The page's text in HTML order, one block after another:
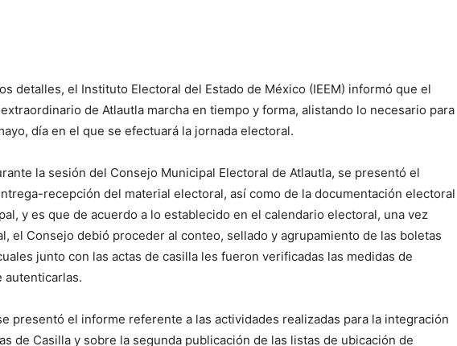
detalles, el Instituto Electoral del Estado de México (IEEM) informó que el
de Atlautla marcha en tiempo y forma, alistando lo necesario para
día en el que se efectuará la jornada electoral.
la sesión del Consejo Municipal Electoral de Atlautla, se presentó el
recepción del material electoral, así como de la documentación electoral
y es que de acuerdo a lo establecido en el calendario electoral, una vez
el Consejo debió proceder al conteo, sellado y agrupamiento de las boletas
junto con las actas de casilla les fueron verificadas las medidas de
autenticarlas.
presentó el informe referente a las actividades realizadas para la integración
de Casilla y sobre la segunda publicación de las listas de ubicación de